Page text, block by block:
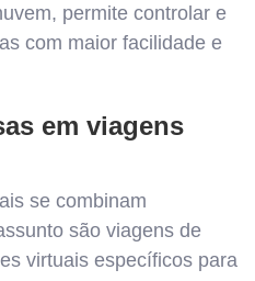
permite controlar e
com maior facilidade e
em viagens
se combinam
são viagens de
virtuais específicos para